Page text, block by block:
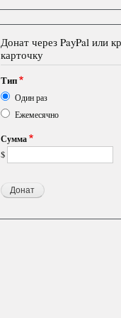
Донат через PayPal или
карточку
Тип
Один раз
Ежемесячно
Сумма
$